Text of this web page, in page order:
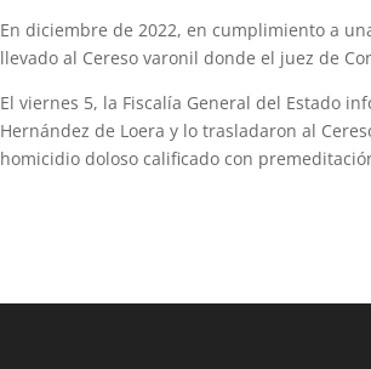
En diciembre de 2022, en cumplimiento a
llevado al Cereso varonil donde el juez de
El viernes 5, la Fiscalía General del Es­tado
Hernández de Loera y lo trasladaron al
homicidio doloso calificado con